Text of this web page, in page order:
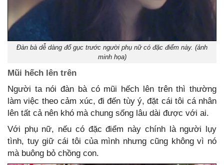
Đàn bà dễ dàng đổ gục trước người phụ nữ có đặc điểm này. (ảnh
minh họa)
Mũi hếch lên trên
Người ta nói đàn bà có mũi hếch lên trên thì thường
làm việc theo cảm xúc, đi đến tùy ý, đặt cái tôi cá nhân
lên tất cả nên khó mà chung sống lâu dài được với ai.
Với phụ nữ, nếu có đặc điểm này chính là người lụy
tình, tuy giữ cái tôi của mình nhưng cũng không vì nó
mà buông bỏ chồng con.